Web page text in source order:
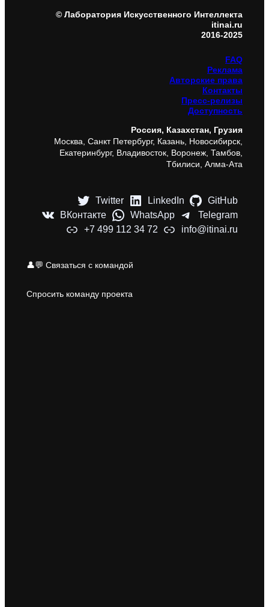
© Лаборатория Искусственного Интеллекта
itinai.ru
2016-2025
FAQ
Реклама
Авторские права
Контакты
Пресс-релизы
Доступность
Россия, Казахстан, Грузия
Москва, Санкт Петербург, Казань, Новосибирск,
Екатеринбург, Владивосток, Воронеж, Тамбов,
Тбилиси, Алма-Ата
Twitter LinkedIn
GitHub
ВКонтакте
WhatsApp
Telegram
+7 499 112 34 72
info@itinai.ru
👤💬 Связаться с командой
Спросить команду проекта